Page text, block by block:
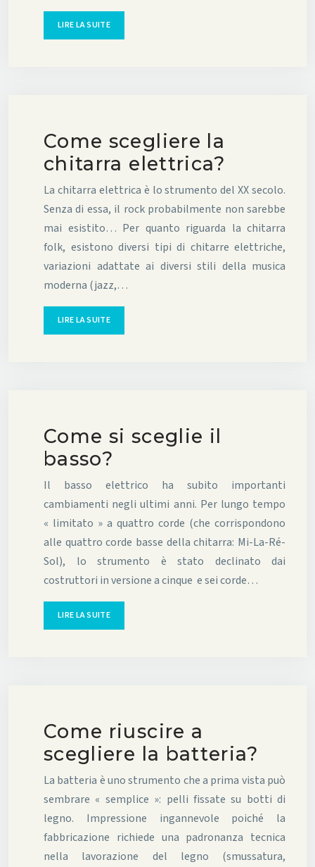
LIRE LA SUITE
Come scegliere la
chitarra elettrica?
La chitarra elettrica è lo strumento del XX secolo.
Senza di essa, il rock probabilmente non sarebbe
mai esistito… Per quanto riguarda la chitarra
folk, esistono diversi tipi di chitarre elettriche,
variazioni adattate ai diversi stili della musica
moderna (jazz,…
LIRE LA SUITE
Come si sceglie il
basso?
Il basso elettrico ha subito importanti
cambiamenti negli ultimi anni. Per lungo tempo
« limitato » a quattro corde (che corrispondono
alle quattro corde basse della chitarra: Mi-La-Ré-
Sol), lo strumento è stato declinato dai
costruttori in versione a cinque e sei corde…
LIRE LA SUITE
Come riuscire a
scegliere la batteria?
La batteria è uno strumento che a prima vista può
sembrare « semplice »: pelli fissate su botti di
legno. Impressione ingannevole poiché la
fabbricazione richiede una padronanza tecnica
nella lavorazione del legno (smussatura,